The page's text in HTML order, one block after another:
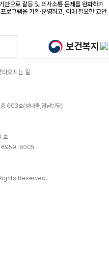
으로 갈등 및 의사소통 문제를 완화하기
로그램을 기획·운영하고, 이에 필요한 교안
아오시는 길
603호(성내동,경남빌딩)
호
8005
Rights Reserved.